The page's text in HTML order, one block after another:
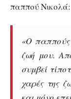
παππού Νικολά:
«Ο παππούς
ζωή μου.
συμβεί
χαρές της